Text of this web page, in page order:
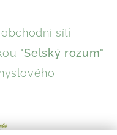
síti
"Selský rozum"